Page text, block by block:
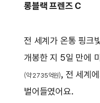
롱블랙 프렌즈 C
전 세계가 온통 핑크
개봉한 지 5일 만에
(약 2735억원), 전 세계
벌어들였어요.